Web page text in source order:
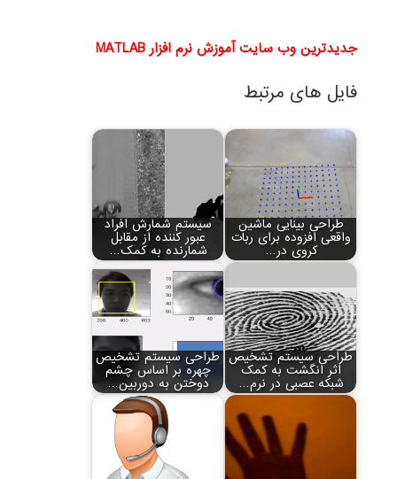
جدیدترین وب سایت آموزش نرم افزار MATLAB
فایل های مرتبط
طراحی بینایی ماشین
واقعی افزوده برای ربات
کروی در…
سیستم شمارش افراد
عبور کننده از مقابل
شمارنده به کمک…
طراحی سیستم تشخیص
اثر انگشت به کمک
شبکه عصبی در نرم…
طراحی سیستم تشخیص
چهره بر اساس چشم
دوختن به دوربین…